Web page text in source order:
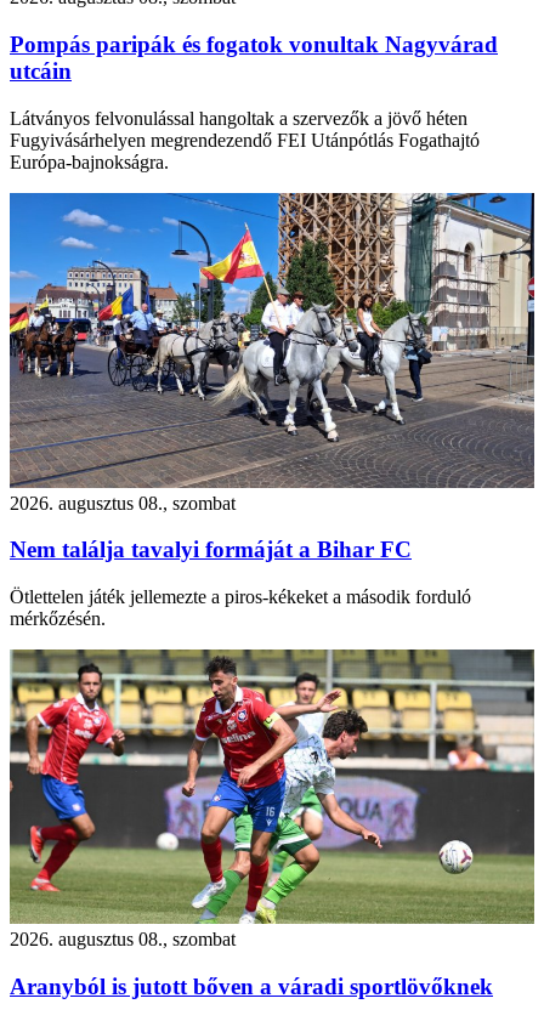
Pompás paripák és fogatok vonultak Nagyvárad
utcáin
Látványos felvonulással hangoltak a szervezők a jövő héten
Fugyivásárhelyen megrendezendő FEI Utánpótlás Fogathajtó
Európa-bajnokságra.
2026. augusztus 08., szombat
Nem találja tavalyi formáját a Bihar FC
Ötlettelen játék jellemezte a piros-kékeket a második forduló
mérkőzésén.
2026. augusztus 08., szombat
Aranyból is jutott bőven a váradi sportlövőknek